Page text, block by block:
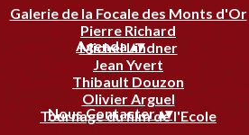
Galerie de la Focale des Monts d'Or
Pierre Richard
Michel Lindner
Jean Yvert
Thibault Douzon
Olivier Arguel
Tournage du film de l'Ecole
Agenda▴▾
Nous Contacter▴▾